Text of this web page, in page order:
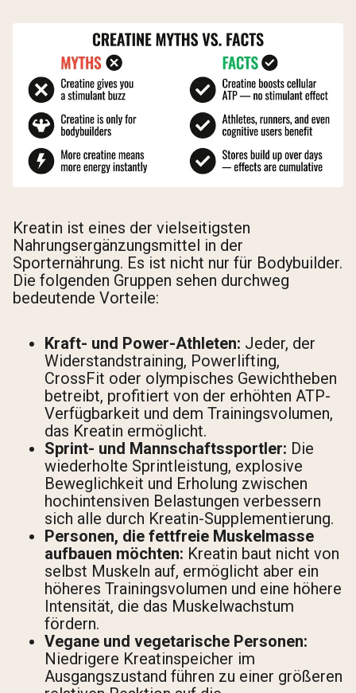
Kreatin ist eines der vielseitigsten
Nahrungsergänzungsmittel in der
Sporternährung. Es ist nicht nur für Bodybuilder.
Die folgenden Gruppen sehen durchweg
bedeutende Vorteile:
Kraft- und Power-Athleten: Jeder, der
Widerstandstraining, Powerlifting,
CrossFit oder olympisches Gewichtheben
betreibt, profitiert von der erhöhten ATP-
Verfügbarkeit und dem Trainingsvolumen,
das Kreatin ermöglicht.
Sprint- und Mannschaftssportler: Die
wiederholte Sprintleistung, explosive
Beweglichkeit und Erholung zwischen
hochintensiven Belastungen verbessern
sich alle durch Kreatin-Supplementierung.
Personen, die fettfreie Muskelmasse
aufbauen möchten: Kreatin baut nicht von
selbst Muskeln auf, ermöglicht aber ein
höheres Trainingsvolumen und eine höhere
Intensität, die das Muskelwachstum
fördern.
Vegane und vegetarische Personen:
Niedrigere Kreatinspeicher im
Ausgangszustand führen zu einer größeren